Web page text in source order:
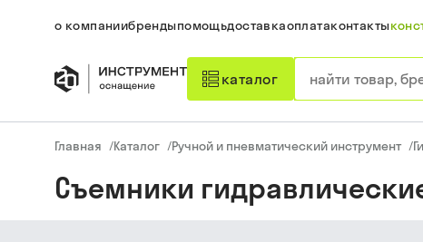
о компаниибрендыпомощьдоставкаоплатаконтакты
каталог
Главная /Каталог /Ручной и пневматический инструмент /
Съемники